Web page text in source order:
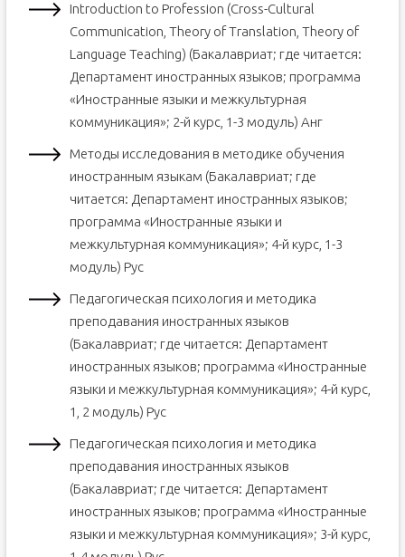
Introduction to Profession (Cross-Cultural
Communication, Theory of Translation, Theory of
Language Teaching) (Бакалавриат; где читается:
Департамент иностранных языков; программа
«Иностранные языки и межкультурная
коммуникация»; 2-й курс, 1-3 модуль) Анг
Методы исследования в методике обучения
иностранным языкам (Бакалавриат; где
читается: Департамент иностранных языков;
программа «Иностранные языки и
межкультурная коммуникация»; 4-й курс, 1-3
модуль) Рус
Педагогическая психология и методика
преподавания иностранных языков
(Бакалавриат; где читается: Департамент
иностранных языков; программа «Иностранные
языки и межкультурная коммуникация»; 4-й курс,
1, 2 модуль) Рус
Педагогическая психология и методика
преподавания иностранных языков
(Бакалавриат; где читается: Департамент
иностранных языков; программа «Иностранные
языки и межкультурная коммуникация»; 3-й курс,